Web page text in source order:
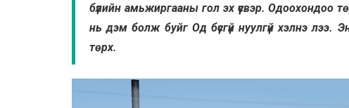
бүлийн амьжиргааны гол эх үүсвэр. Одоохондоо
нь дэм болж буйг Од бүсгүй нуулгүй хэлнэ лээ.
төрх.